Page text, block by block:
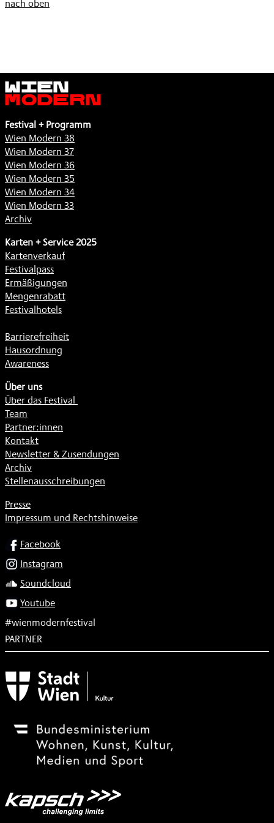
nach oben
Wien
Modern
Festival + Programm
Wien Modern 38
Wien Modern 37
Wien Modern 36
Wien Modern 35
Wien Modern 34
Wien Modern 33
Archiv
Karten + Service 2025
Kartenverkauf
Festivalpass
Ermäßigungen
Mengenrabatt
Festivalhotels
Barrierefreiheit
Hausordnung
Awareness
Über uns
Über das Festival
Team
Partner:innen
Kontakt
Newsletter & Zusendungen
Archiv
Stellenausschreibungen
Presse
Impressum und Rechtshinweise
SOCIALFacebook
Instagram
Soundcloud
Youtube
#wienmodernfestival
PARTNER
Subventionsgeber